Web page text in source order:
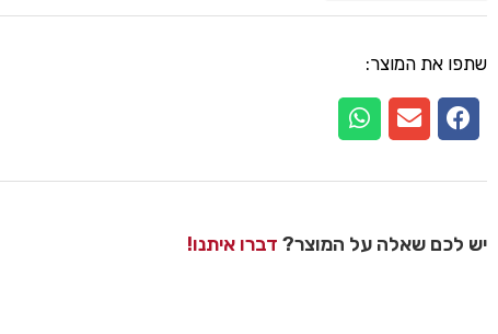
שתפו את המוצר:
יש לכם שאלה על המוצר? דברו איתנו!